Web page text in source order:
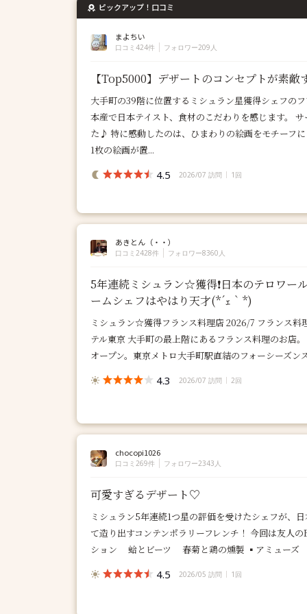
ピックアップ！口コミ
まよちい
口コミ424件 フォロワー209人
【Top5000】デザートのコンセプトが素敵
大手町の39階に位置するミシュラン星獲得シェフの
本産で日本テイスト、食材のこだわりを感じます。
た♪ 特に感動したのは、ひまわりの絵画をモチーフ
1枚の絵画が置...
4.5 2026/07 訪問 1回
あきとん（・・）
口コミ2428件 フォロワー8360人
5年連続ミシュラン☆獲得❗日本のテロワー
ームシェフはやはり天才(*´ｪ｀*)
ミシュラン☆獲得フランス料理店 2026/7 フランス料
テル東京 大手町の最上階にあるフランス料理のお店
オープン。東京メトロ大手町駅直結のフォーシーズ
4.3 2026/07 訪問 2回
chocopi1026
口コミ269件 フォロワー2343人
可愛すぎるデザート♡
ミシュラン5年連続1つ星の評価を受けたシェフが、
て造り出すコンテンポラリーフレンチ！ 今回は友
ション 蛤とビーツ 春菊と鶏の燻製 ▪️アミューズ
4.5 2026/05 訪問 1回